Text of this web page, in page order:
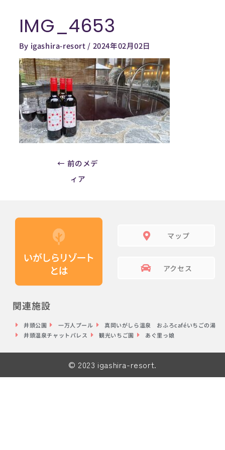
IMG_4653
By igashira-resort / 2024年02月02日
Post
navigation
← 前のメデ
ィア
マップ
アクセス
関連施設
井頭公園 一万人プール
真岡いがしら温泉 おふろcaféいちごの湯
井頭温泉チャットパレス
観光いちご園 あぐ里っ娘
© 2023 igashira-resort.